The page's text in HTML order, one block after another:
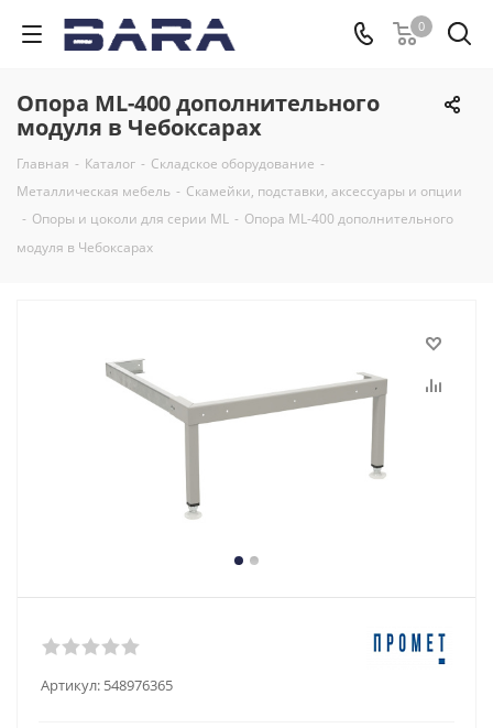
0
Опора ML-400 дополнительного
модуля в Чебоксарах
Главная - Каталог - Складское оборудование -
Металлическая мебель - Скамейки, подставки, аксессуары и опции
- Опоры и цоколи для серии ML - Опора ML-400 дополнительного
модуля в Чебоксарах
Артикул: 548976365